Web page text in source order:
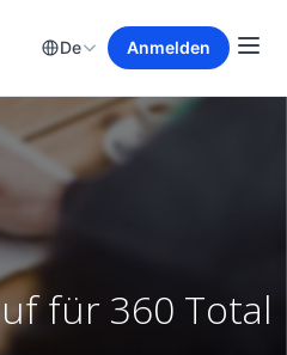
De Anmelden
für 360 Total